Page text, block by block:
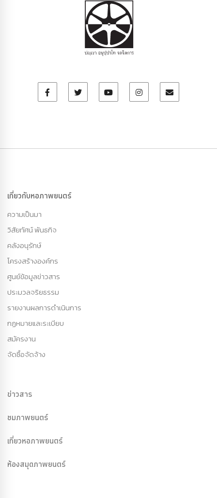
เกี่ยวกับหอภาพยนตร์
ความเป็นมา
วิสัยทัศน์ พันธกิจ
คลังอนุรักษ์
โครงสร้างองค์กร
ศูนย์ข้อมูลข่าวสาร
ประมวลจริยธรรม
รายงานผลการดำเนินการ
กฏหมายและระเบียบ
สมัครงาน
จัดซื้อจัดจ้าง
ข่าวสาร
ชมภาพยนตร์
เที่ยวหอภาพยนตร์
ห้องสมุดภาพยนตร์